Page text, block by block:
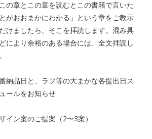
の章とこの章を読むとこの書籍で言いた
がおおまかにわかる」という章をご教示
けましたら、そこを拝読します。混み具
により余裕のある場合には、全文拝読し
納品日と、ラフ等の大まかな各提出日ス
ールをお知らせ
イン案のご提案（2〜3案）